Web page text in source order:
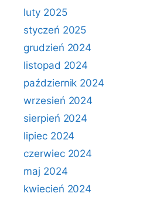
luty 2025
styczeń 2025
grudzień 2024
listopad 2024
październik 2024
wrzesień 2024
sierpień 2024
lipiec 2024
czerwiec 2024
maj 2024
kwiecień 2024